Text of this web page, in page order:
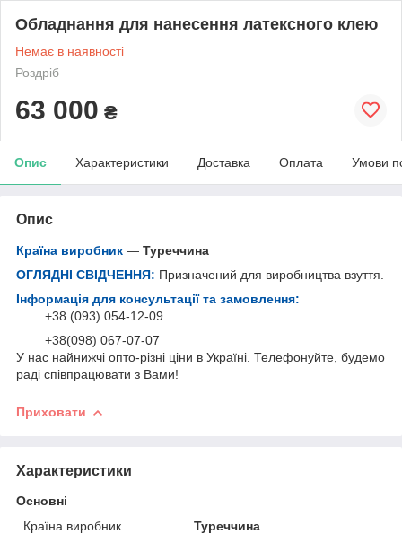
Обладнання для нанесення латексного клею
Немає в наявності
Роздріб
63 000 ₴
Опис Характеристики Доставка Оплата Умови
Опис
Країна виробник — Туреччина
ОГЛЯДНІ СВІДЧЕННЯ: Призначений для виробництва взуття.
Інформація для консультації та замовлення:
+38 (093) 054-12-09
+38(098) 067-07-07
У нас найнижчі опто-різні ціни в Україні. Телефонуйте, будемо
раді співпрацювати з Вами!
Приховати
Характеристики
Основні
Країна виробник
Туреччина